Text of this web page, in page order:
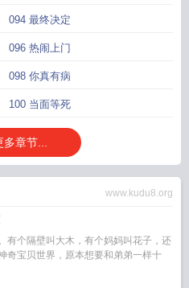
094 最终决定
096 热闹上门
098 你真有病
100 当面等死
章节...
www.kudu8.org
有个隔壁叫大木，有个妈妈叫花子，还
奇宝贝世界，原本想要和弟弟一样十